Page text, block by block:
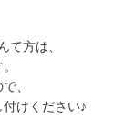
て方は、
、
けください♪